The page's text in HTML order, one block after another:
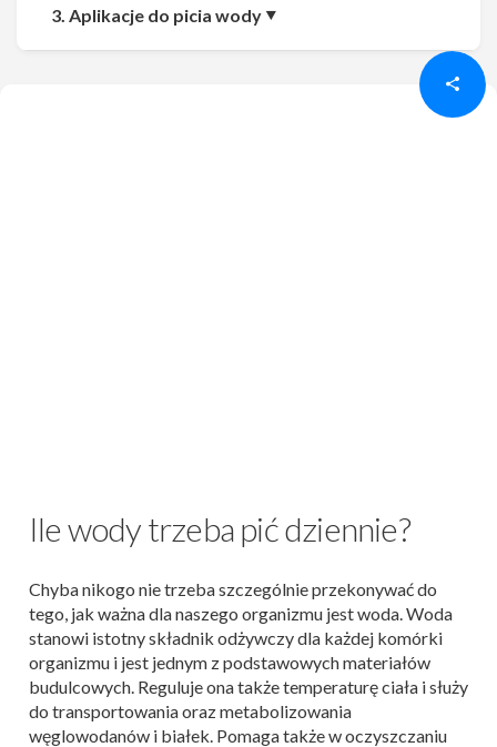
Udostępnij
Ile wody trzeba pić dziennie?
Chyba nikogo nie trzeba szczególnie przekonywać do
tego, jak ważna dla naszego organizmu jest woda. Woda
stanowi istotny składnik odżywczy dla każdej komórki
organizmu i jest jednym z podstawowych materiałów
budulcowych. Reguluje ona także temperaturę ciała i służy
do transportowania oraz metabolizowania
węglowodanów i białek. Pomaga także w oczyszczaniu
3. Aplikacje do picia wody